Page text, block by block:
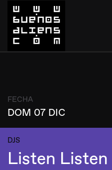
FECHA
DOM 07 DIC
DJS
Listen